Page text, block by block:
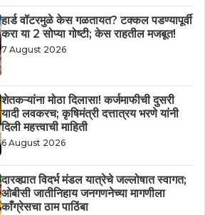
हार्ड वॉटरमुळे केस गळतायत? टक्कल पडण्यापूर्वी
करा या 2 सोप्या गोष्टी; केस राहतील मजबूत!
7 August 2026
शेतकऱ्यांना मोठा दिलासा! कर्जमाफीची दुसरी
यादी लवकरच; कृषिमंत्री दत्तात्रय भरणे यांनी
दिली महत्त्वाची माहिती
6 August 2026
दारव्ह्यात विदर्भ मंडल यात्रेचे जल्लोषात स्वागत;
ओबीसी जातीनिहाय जनगणनेच्या मागणीला
काँग्रेसचा ठाम पाठिंबा